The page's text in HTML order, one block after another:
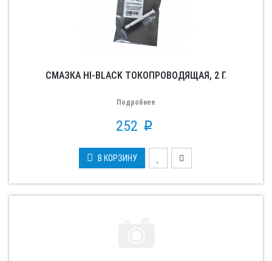
СМАЗКА HI-BLACK ТОКОПРОВОДЯЩАЯ, 2 Г.
Подробнее
252 p
В КОРЗИНУ